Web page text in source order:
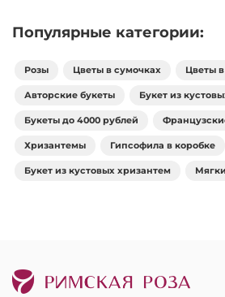
Популярные категории:
Розы Цветы в сумочках Цветы
Авторские букеты Букет из
Букеты до 4000 рублей
Хризантемы Гипсофила в коробке
Букет из кустовых хризантем